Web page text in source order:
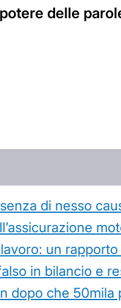
delle
di nesso
un
in bilancio e
dopo che